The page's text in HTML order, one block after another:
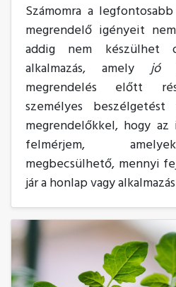
Számomra a
megrendelő igényeit
addig nem készülhet
alkalmazás, amelyjó
megrendelés előtt
személyes
megrendelőkkel, hogy
felmérjem,
megbecsülhető, mennyi
jár a honlap vagy